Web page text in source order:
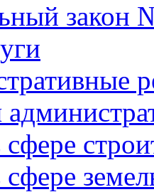
закон
сфере